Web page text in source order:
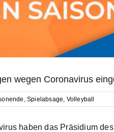
wegen Coronavirus
,Spielabsage, Volleyball
haben das Präsidium